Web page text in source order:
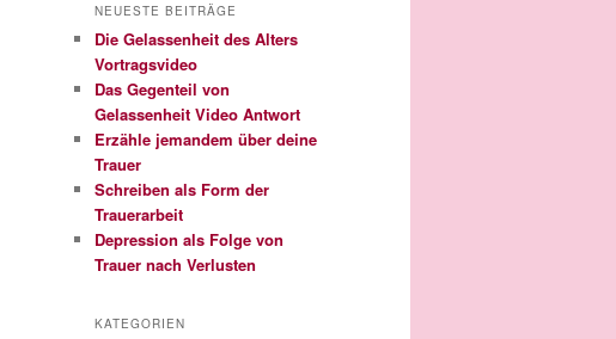
NEUESTE BEITRÄGE
Die Gelassenheit des Alters
Vortragsvideo
Das Gegenteil von
Gelassenheit Video Antwort
Erzähle jemandem über deine
Trauer
Schreiben als Form der
Trauerarbeit
Depression als Folge von
Trauer nach Verlusten
KATEGORIEN